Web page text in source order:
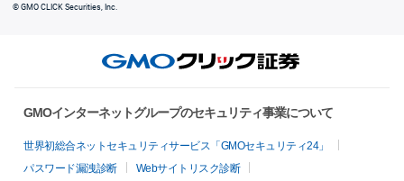
© GMO CLICK Securities, Inc.
GMOインターネットグループのセキュリティ事業について
世界初総合ネットセキュリティサービス「GMOセキュリティ24」
パスワード漏洩診断
Webサイトリスク診断